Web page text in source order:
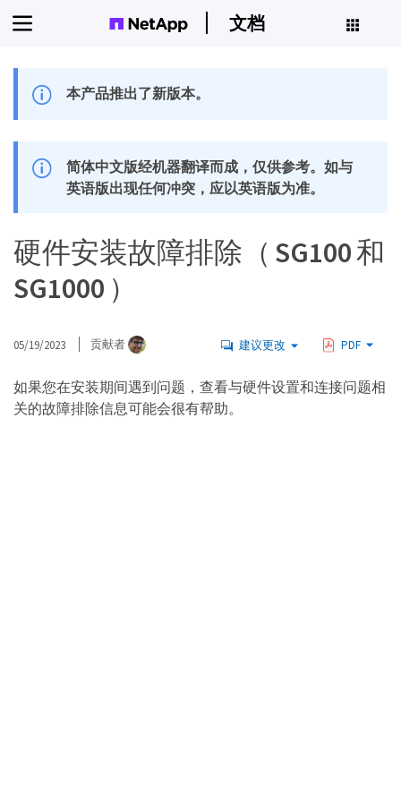
文档
本产品推出了新版本。
简体中文版经机器翻译而成，仅供参考。如与
英语版出现任何冲突，应以英语版为准。
硬件安装故障排除（ SG100 和
SG1000 ）
05/19/2023 贡献者 建议更改 PDF
如果您在安装期间遇到问题，查看与硬件设置和连接问题相
关的故障排除信息可能会很有帮助。